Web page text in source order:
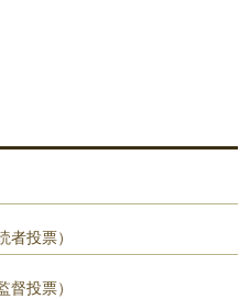
者投票）
督投票）